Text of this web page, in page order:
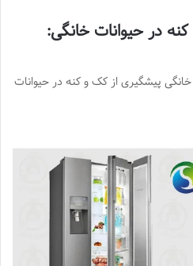
در حیوانات خانگی:
پیشگیری از کک و کنه در حیوانات